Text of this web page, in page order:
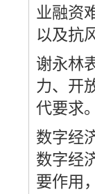
业融资
以及抗
谢永林
力、开
代要求
数字经
数字经
要作用